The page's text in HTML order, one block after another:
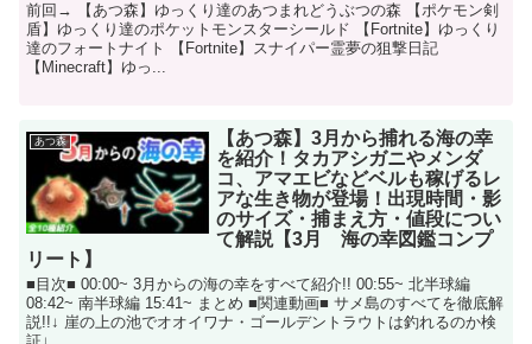
前回→ 【あつ森】ゆっくり達のあつまれどうぶつの森 【ポケモン剣
盾】ゆっくり達のポケットモンスターシールド 【Fortnite】ゆっくり
達のフォートナイト 【Fortnite】スナイパー霊夢の狙撃日記
【Minecraft】ゆっ...
あつ森
【あつ森】3月から捕れる海の幸
を紹介！タカアシガニやメンダ
コ、アマエビなどベルも稼げるレ
アな生き物が登場！出現時間・影
のサイズ・捕まえ方・値段につい
て解説【3月 海の幸図鑑コンプ
リート】
■目次■ 00:00~ 3月からの海の幸をすべて紹介!! 00:55~ 北半球編
08:42~ 南半球編 15:41~ まとめ ■関連動画■ サメ島のすべてを徹底解
説!!↓ 崖の上の池でオオイワナ・ゴールデントラウトは釣れるのか検